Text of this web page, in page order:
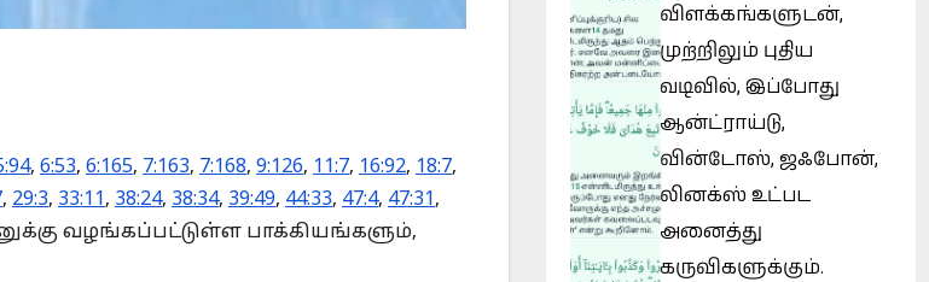
, 6:53, 6:165, 7:163, 7:168, 9:126, 11:7, 16:92, 18:7,
, 29:3, 33:11, 38:24, 38:34, 39:49, 44:33, 47:4, 47:31,
வழங்கப்பட்டுள்ள பாக்கியங்களும்,
விளக்கங்களுடன்,
முற்றிலும் புதிய
வடிவில், இப்போது
ஆன்ட்ராய்டு,
வின்டோஸ், ஜஃபோன்,
லினக்ஸ் உட்பட
அனைத்து
கருவிகளுக்கும்.